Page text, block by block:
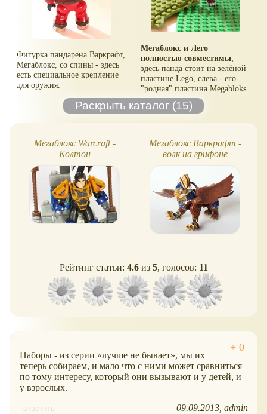
Фигурка пандарена Варкрафт,
Мегаблокс, со спины - здесь
есть специальное крепление
для оружия.
Мегаблокс и Лего
полностью совместимы;
здесь панда стоит на зелёной
пластине Lego, слева - его
"родная" пластина Megabloks.
Мегаблокс Warcraft -
Колтон
Мегаблокс Варкрафт -
волк на грифоне
Рейтинг статьи: 4.6из 5, голосов: 11
Наборы - из серии лучше не бывает , мы их
теперь собираем, и мало что с ними может сравниться
по тому интересу, который они вызывают и у детей, и
у взрослых.
ответить 09.09.2013 admin